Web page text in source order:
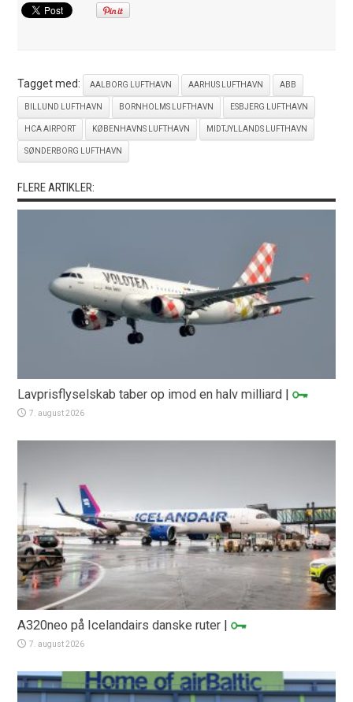
Tagget med: AALBORG LUFTHAVN AARHUS LUFTHAVN ABB
BILLUND LUFTHAVN BORNHOLMS LUFTHAVN ESBJERG LUFTHAVN
HCA AIRPORT KØBENHAVNS LUFTHAVN MIDTJYLLANDS LUFTHAVN
SØNDERBORG LUFTHAVN
FLERE ARTIKLER:
Lavprisflyselskab taber op imod en halv milliard |
7. august 2026
A320neo på Icelandairs danske ruter |
7. august 2026